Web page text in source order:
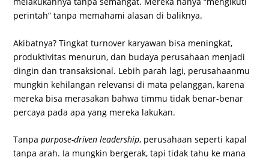
perintah” tanpa memahami alasan di baliknya.
Akibatnya? Tingkat turnover karyawan bisa meningkat,
produktivitas menurun, dan budaya perusahaan menjadi
dingin dan transaksional. Lebih parah lagi, perusahaanmu
mungkin kehilangan relevansi di mata pelanggan, karena
mereka bisa merasakan bahwa timmu tidak benar-benar
percaya pada apa yang mereka lakukan.
Tanpapurpose-driven leadership, perusahaan seperti kapal
tanpa arah. Ia mungkin bergerak, tapi tidak tahu ke mana